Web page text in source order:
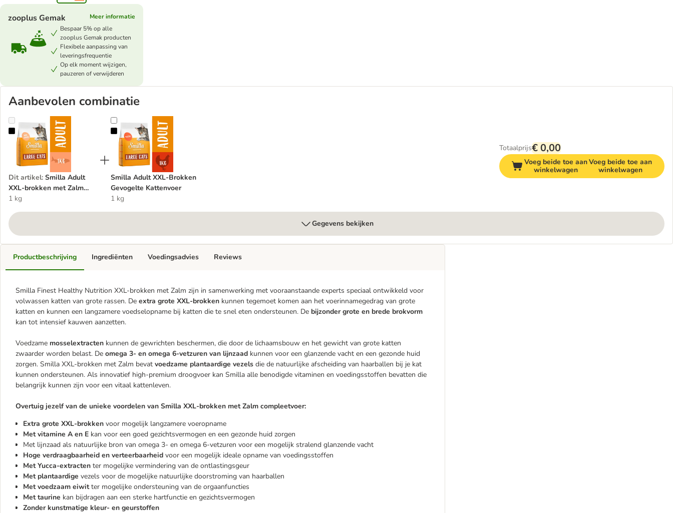
zooplus Gemak
Meer informatie
Bespaar 5% op alle
zooplus Gemak producten
Flexibele aanpassing van
leveringsfrequentie
Op elk moment wijzigen,
pauzeren of verwijderen
Aanbevolen combinatie
Smilla Adult XXL-brokken met Zalm Kattenvoer
Dit artikel: Smilla Adult
XXL-brokken met Zalm
Kattenvoer
1 kg
Smilla Adult XXL-Brokken Gevogelte Kattenvoer
Smilla Adult XXL-Brokken
Gevogelte Kattenvoer
1 kg
Totaalprijs€ 0,00
Voeg beide toe aan
winkelwagen
Voeg beide toe aan
winkelwagen
Gegevens bekijken
Productbeschrijving
Smilla Finest Healthy Nutrition XXL-brokken met Zalm zijn in samenwerking met vooraanstaande experts speciaal ontwikkeld voor
volwassen katten van grote rassen. De extra grote XXL-brokken kunnen tegemoet komen aan het voerinnamegedrag van grote
katten en kunnen een langzamere voedselopname bij katten die te snel eten ondersteunen. De bijzonder grote en brede brokvorm
kan tot intensief kauwen aanzetten.
Voedzame mosselextracten kunnen de gewrichten beschermen, die door de lichaamsbouw en het gewicht van grote katten
zwaarder worden belast. De omega 3- en omega 6-vetzuren van lijnzaad kunnen voor een glanzende vacht en een gezonde huid
zorgen. Smilla XXL-brokken met Zalm bevat voedzame plantaardige vezels die de natuurlijke afscheiding van haarballen bij je kat
kunnen ondersteunen. Als innovatief high-premium droogvoer kan Smilla alle benodigde vitaminen en voedingsstoffen bevatten die
belangrijk kunnen zijn voor een vitaal kattenleven.
Overtuig jezelf van de unieke voordelen van Smilla XXL-brokken met Zalm compleetvoer:
Extra grote XXL-brokken voor mogelijk langzamere voeropname
Met vitamine A en E kan voor een goed gezichtsvermogen en een gezonde huid zorgen
Met lijnzaad als natuurlijke bron van omega 3- en omega 6-vetzuren voor een mogelijk stralend glanzende vacht
Hoge verdraagbaarheid en verteerbaarheid voor een mogelijk ideale opname van voedingsstoffen
Met Yucca-extracten ter mogelijke vermindering van de ontlastingsgeur
Met plantaardige vezels voor de mogelijke natuurlijke doorstroming van haarballen
Met voedzaam eiwitter mogelijke ondersteuning van de orgaanfuncties
Met taurine kan bijdragen aan een sterke hartfunctie en gezichtsvermogen
Zonder kunstmatige kleur- en geurstoffen
Ingrediënten Voedingsadvies Reviews